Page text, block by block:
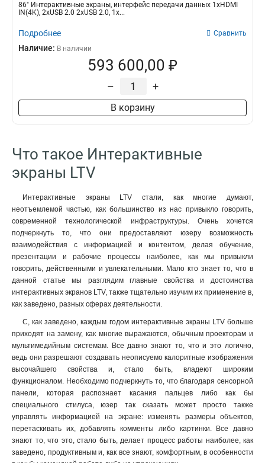
86" Интерактивные экраны, интерфейс передачи данных 1хHDMI
IN(4K), 2xUSB 2.0 2xUSB 2.0, 1х...
Подробнее Сравнить
Наличие: В наличии
593 600,00 ₽
– +
В корзину
Что такое Интерактивные
экраны LTV
Интерактивные экраны LTV стали, как многие думают,
неотъемлемой частью, как большинство из нас привыкло говорить,
современной технологической инфраструктуры. Очень хочется
подчеркнуть то, что они предоставляют юзеру возможность
взаимодействия с информацией и контентом, делая обучение,
презентации и рабочие процессы наиболее, как мы привыкли
говорить, действенными и увлекательными. Мало кто знает то, что в
данной статье мы разглядим главные свойства и достоинства
интерактивных экранов LTV, также тщательно изучим их применение в,
как заведено, разных сферах деятельности.
С, как заведено, каждым годом интерактивные экраны LTV больше
приходят на замену, как многие выражаются, обычным проекторам и
мультимедийным системам. Все давно знают то, что и это логично,
ведь они разрешают создавать неописуемо калоритные изображения
высочайшего свойства и, стало быть, владеют широким
функционалом. Необходимо подчеркнуть то, что благодаря сенсорной
панели, которая распознает касания пальцев либо как бы
специального стилуса, юзер так сказать может просто также
управлять информацией на экране: изменять размеры объектов,
перетаскивать их, добавлять комменты либо картинки. Все давно
знают то, что это, стало быть, делает процесс работы наиболее, как
заведено, продуктивным и, как все знают, комфортным, в особенности